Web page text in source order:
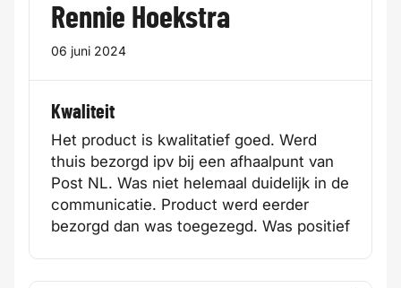
Rennie Hoekstra
06 juni 2024
Kwaliteit
Het product is kwalitatief goed. Werd
thuis bezorgd ipv bij een afhaalpunt van
Post NL. Was niet helemaal duidelijk in de
communicatie. Product werd eerder
bezorgd dan was toegezegd. Was positief